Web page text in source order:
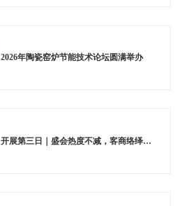
2026年陶瓷窑炉节能技术论坛圆满举办
开展第三日｜盛会热度不减，客商络绎赴展